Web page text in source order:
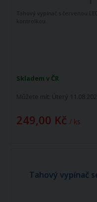
Skladem v ČR
Můžete mít: Úterý
249,00 Kč / ks
Tahový vypínač s červenou LED
kontrolkou.
Tahový vypínač